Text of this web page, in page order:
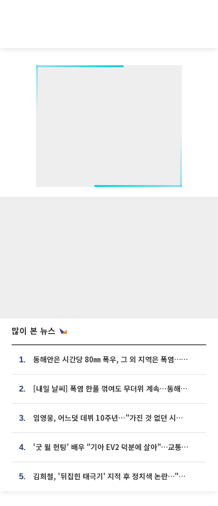
많이 본 뉴스
1. 동해안은 시간당 80㎜ 폭우, 그 외 지역은 폭염…‘극과 극 날씨’
2. [내일 날씨] 폭염 한풀 꺾여도 무더위 계속⋯동해안 이틀 연속 비
3. 임영웅, 어느덧 데뷔 10주년⋯"가진 것 없던 시절, 내 앞엔 20명의 팬뿐"
4. '굿 윌 헌팅' 배우 "기아 EV2 덕분에 살아"…교통사고 후 안전성 극찬
5. 김희철, '뒤집힌 태극기' 지적 후 정치색 논란…"좌우 떠나 우리나라 국기"